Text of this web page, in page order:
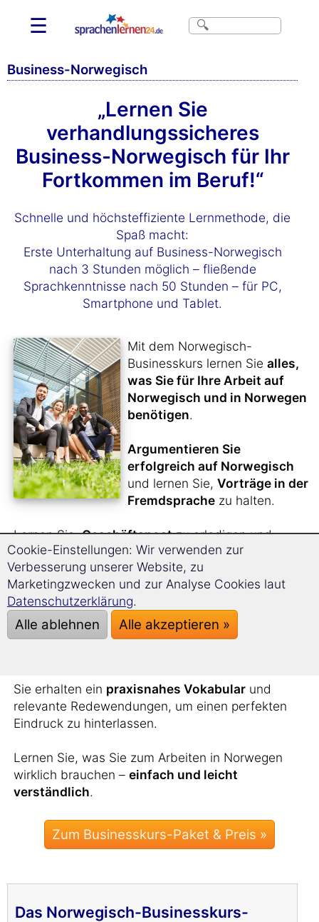
☰
Business-Norwegisch
„Lernen Sie
verhandlungssicheres
Business-Norwegisch für Ihr
Fortkommen im Beruf!“
Schnelle und höchsteffiziente Lernmethode, die
Spaß macht:
Erste Unterhaltung auf Business-Norwegisch
nach 3 Stunden möglich – fließende
Sprachkenntnisse nach 50 Stunden – für PC,
Smartphone und Tablet.
Mit dem Norwegisch-
Businesskurs lernen Sie alles,
was Sie für Ihre Arbeit auf
Norwegisch und in Norwegen
benötigen.
Argumentieren Sie
erfolgreich auf Norwegisch
und lernen Sie, Vorträge in der
Fremdsprache zu halten.
Lernen Sie,Geschäftspostzu erledigen und
Meetingssouverän zu meistern.
Bewerben Sie sich in Norwegen
Durch dieeinzigartige Langzeitgedächtnis-
Lernmethodewerden Sie sich bequem innerhalb
kürzester Zeit den kompletten Norwegisch-
Sie erhalten ein praxisnahes Vokabular und
relevante Redewendungen, um einen perfekten
Eindruck zu hinterlassen.
Lernen Sie, was Sie zum Arbeiten in Norwegen
wirklich brauchen – einfach und leicht
verständlich.
Zum Businesskurs-Paket & Preis »
Das Norwegisch-Businesskurs-
Cookie-Einstellungen: Wir verwenden zur
Verbesserung unserer Website, zu
Marketingzwecken und zur Analyse Cookies laut
Datenschutzerklärung.
Alle ablehnen Alle akzeptieren »